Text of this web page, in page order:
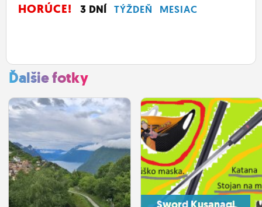
HORÚCE! 3 DNÍ TÝŽDEŇ MESIAC
Ďalšie fotky